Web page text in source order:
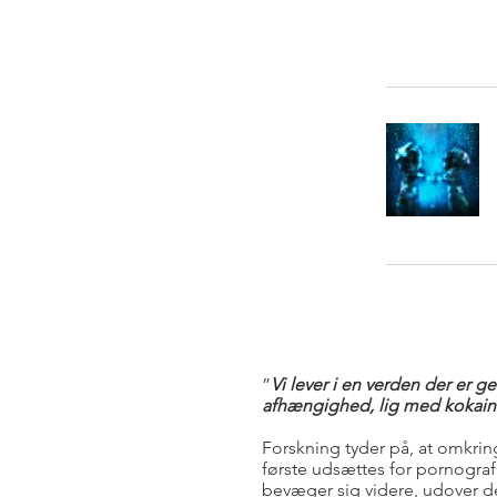
”Vi lever i en verden der er
afhængighed, lig med
Forskning tyder på, at
første udsættes for
bevæger sig videre, udover